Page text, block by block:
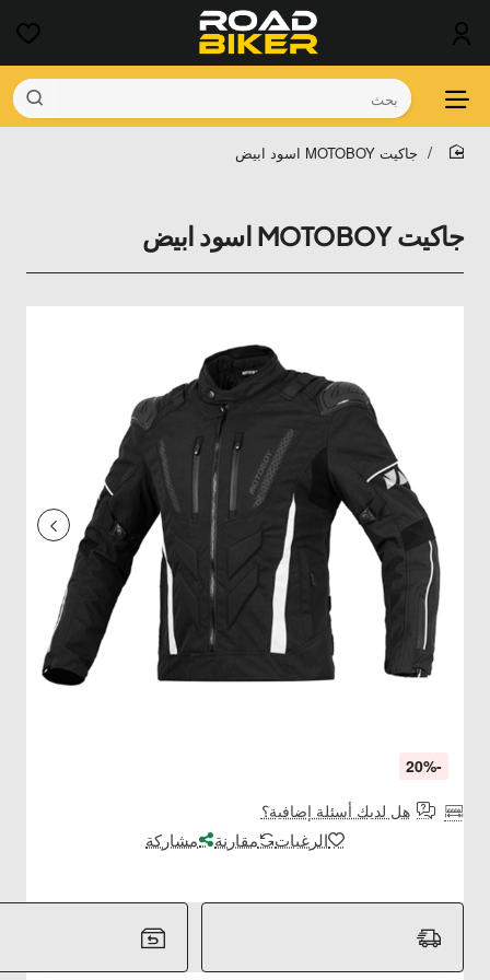
بحث
جاكيت MOTOBOY اسود ابيض
جاكيت MOTOBOY اسود ابيض
-20%
هل لديك أسئلة إضافية؟
الرغبات مقارنة مشاركة